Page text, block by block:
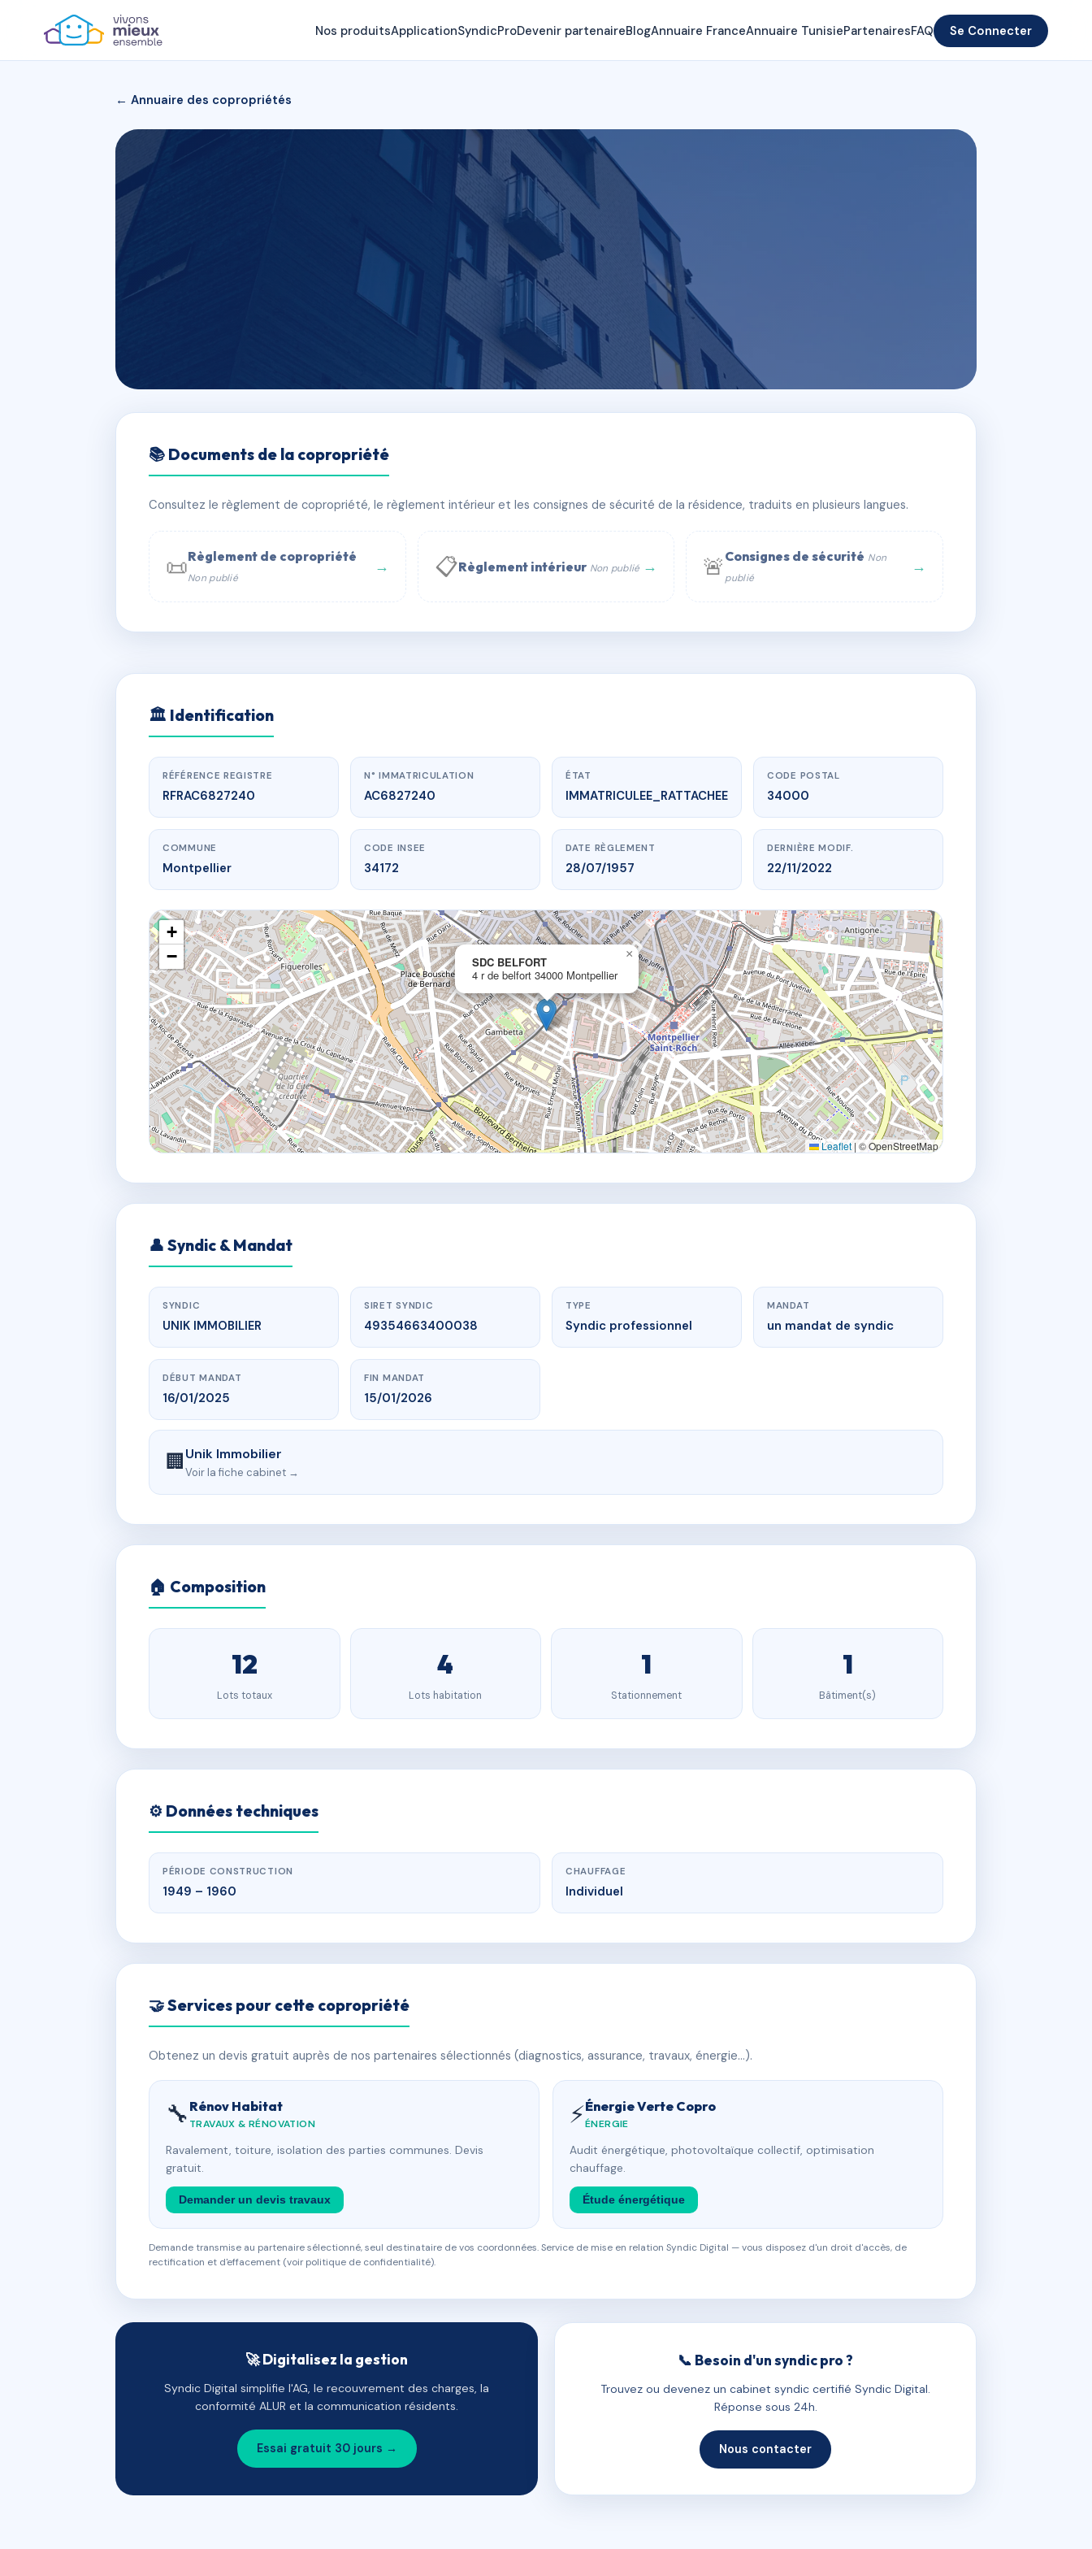
Nos produitsApplicationSyndicProDevenir partenaireBlogAnnuaire FranceAnnuaire TunisiePartenairesFAQ Se Connecter
← Annuaire des copropriétés
SDC BELFORT
📍 4 r de belfort 34000 Montpellier
📞 Contacter Syndic Digital 💬 WhatsApp
📚 Documents de la copropriété
Consultez le règlement de copropriété, le règlement intérieur et les consignes de sécurité de la résidence, traduits en plusieurs langues.
📜Règlement de copropriété
Non publié
→ 📋Règlement intérieur Non publié → 🚨 Consignes de sécurité Non
publié
→
AC6827240 🇫🇷
www.vme.plus/AC6827240
SDC BELFORT
4 r de belfort34000 Montpellier
🏛 Identification
RÉFÉRENCE REGISTRE
RFRAC6827240
N° IMMATRICULATION
AC6827240
ÉTAT
IMMATRICULEE_RATTACHEE
CODE POSTAL
34000
COMMUNE
Montpellier
CODE INSEE
34172
DATE RÈGLEMENT
28/07/1957
DERNIÈRE MODIF.
22/11/2022
SDC BELFORT
4 r de belfort 34000 Montpellier
×
+
−
Leaflet | © OpenStreetMap
👤 Syndic & Mandat
SYNDIC
UNIK IMMOBILIER
SIRET SYNDIC
49354663400038
TYPE
Syndic professionnel
MANDAT
un mandat de syndic
DÉBUT MANDAT
16/01/2025
FIN MANDAT
15/01/2026
🏢Unik Immobilier
Voir la fiche cabinet →
🏠 Composition
12
Lots totaux
4
Lots habitation
1
Stationnement
1
Bâtiment(s)
⚙️ Données techniques
PÉRIODE CONSTRUCTION
1949 – 1960
CHAUFFAGE
Individuel
🤝 Services pour cette copropriété
Obtenez un devis gratuit auprès de nos partenaires sélectionnés (diagnostics, assurance, travaux, énergie…).
🔧 Rénov Habitat
TRAVAUX & RÉNOVATION
Ravalement, toiture, isolation des parties communes. Devis
gratuit.
Demander un devis travaux
⚡Énergie Verte Copro
ÉNERGIE
Audit énergétique, photovoltaïque collectif, optimisation
chauffage.
Étude énergétique
Demande transmise au partenaire sélectionné, seul destinataire de vos coordonnées. Service de mise en relation Syndic Digital — vous disposez d'un droit d'accès, de
rectification et d'effacement (voir politique de confidentialité).
🚀 Digitalisez la gestion
Syndic Digital simplifie l'AG, le recouvrement des charges, la
conformité ALUR et la communication résidents.
Essai gratuit 30 jours →
📞 Besoin d'un syndic pro ?
Trouvez ou devenez un cabinet syndic certifié Syndic Digital.
Réponse sous 24h.
Nous contacter